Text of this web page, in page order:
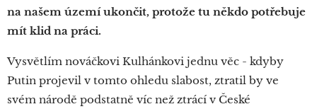
na našem území ukončit, protože tu někdo potřebuje
mít klid na práci.
Vysvětlím nováčkovi Kulhánkovi jednu věc - kdyby
Putin projevil v tomto ohledu slabost, ztratil by ve
svém národě podstatně víc než ztrácí v České